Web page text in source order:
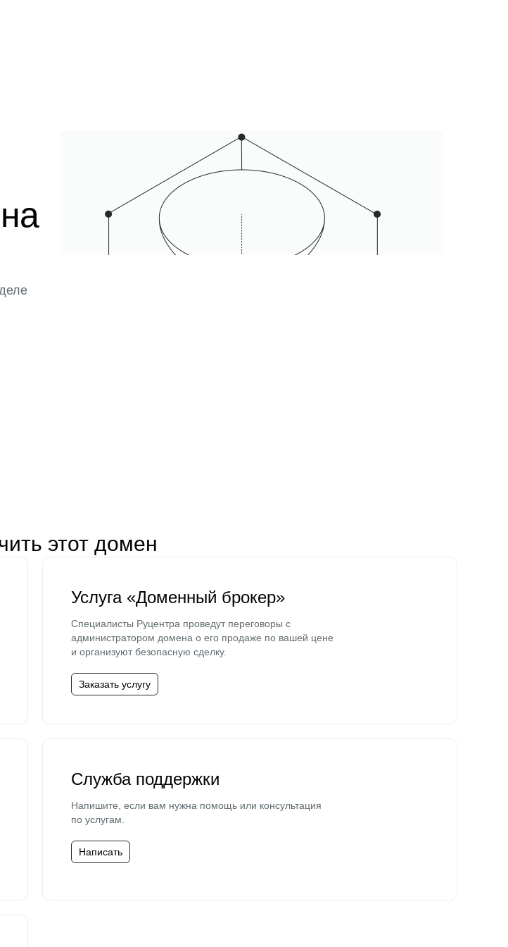
этот домен
Услуга «Доменный брокер»
Специалисты Руцентра проведут переговоры с
администратором домена о его продаже по вашей цене
и организуют безопасную сделку.
Заказать услугу
Служба поддержки
Напишите, если вам нужна помощь или консультация
по услугам.
Написать